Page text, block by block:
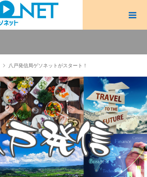
八戸発信局ゲソネットがスタート！